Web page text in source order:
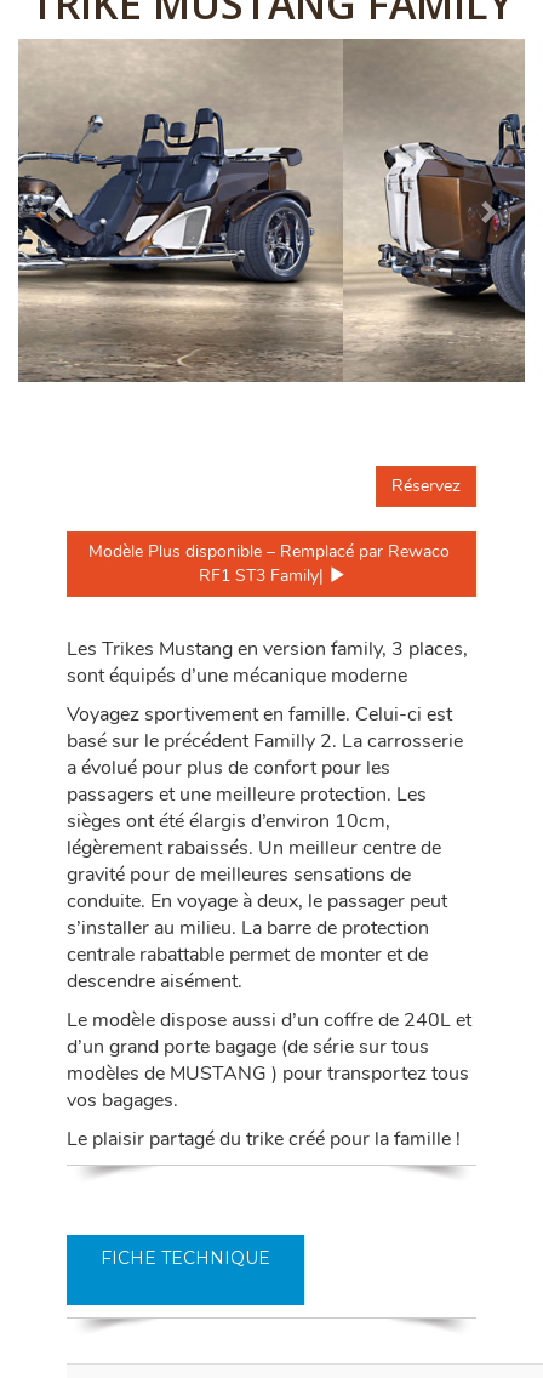
Réservez
Modèle Plus disponible – Remplacé par Rewaco
RF1 ST3 Family|
Les Trikes Mustang en version family, 3 places,
sont équipés d’une mécanique moderne
Voyagez sportivement en famille. Celui-ci est
basé sur le précédent Familly 2. La carrosserie
a évolué pour plus de confort pour les
passagers et une meilleure protection. Les
sièges ont été élargis d’environ 10cm,
légèrement rabaissés. Un meilleur centre de
gravité pour de meilleures sensations de
conduite. En voyage à deux, le passager peut
s’installer au milieu. La barre de protection
centrale rabattable permet de monter et de
descendre aisément.
Le modèle dispose aussi d’un coffre de 240L et
d’un grand porte bagage (de série sur tous
modèles de MUSTANG ) pour transportez tous
vos bagages.
Le plaisir partagé du trike créé pour la famille !
FICHE TECHNIQUE